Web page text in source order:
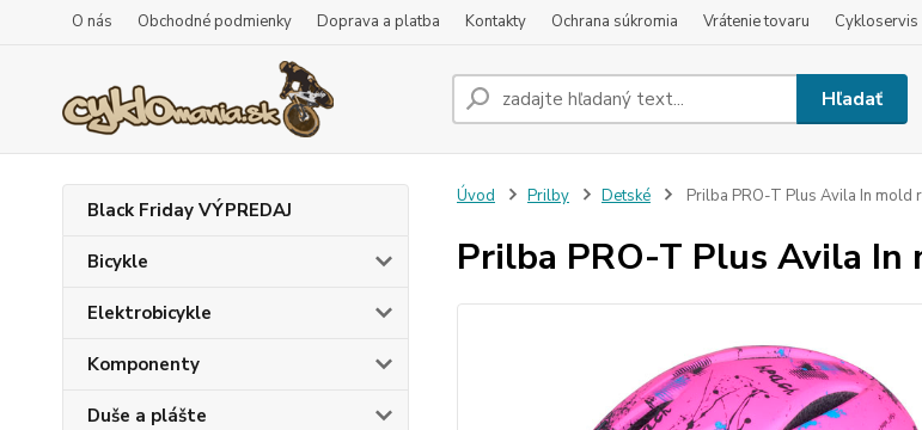
O nás Obchodné podmienky Doprava a platba Kontakty Ochrana súkromia Vrátenie tovaru Cykloservis
Hľadať
Black Friday VÝPREDAJ
Bicykle
Elektrobicykle
Komponenty
Duše a plášte
Úvod Prilby Detské Prilba PRO-T Plus Avila In mold
Prilba PRO-T Plus Avila In